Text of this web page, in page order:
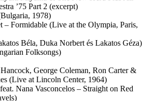
’75 Part 2 (excerpt)
1978)
Formidable (Live at the Olympia, Paris,
Béla, Duka Norbert és Lakatos Géza)
Folksongs)
George Coleman, Ron Carter &
(Live at Lincoln Center, 1964)
Nana Vasconcelos – Straight on Red